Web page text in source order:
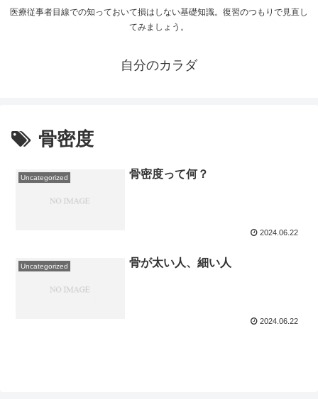
医療従事者目線での知っておいて損はしない基礎知識。復習のつもりで見直し
てみましょう。
自分のカラダ
骨密度
Uncategorized 骨密度って何？
2024.06.22
Uncategorized 骨が太い人、細い人
2024.06.22